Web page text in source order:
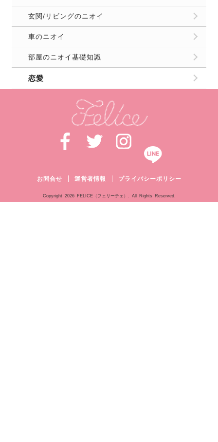
玄関/リビングのニオイ
車のニオイ
部屋のニオイ基礎知識
恋愛
お問合せ 運営者情報 プライバシーポリシー
Copyright 2026 FELICE（フェリーチェ）. All Rights Reserved.